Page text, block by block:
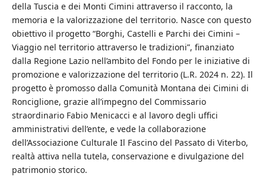
della Tuscia e dei Monti Cimini attraverso il racconto, la
memoria e la valorizzazione del territorio. Nasce con questo
obiettivo il progetto “Borghi, Castelli e Parchi dei Cimini –
Viaggio nel territorio attraverso le tradizioni”, finanziato
dalla Regione Lazio nell’ambito del Fondo per le iniziative di
promozione e valorizzazione del territorio (L.R. 2024 n. 22). Il
progetto è promosso dalla Comunità Montana dei Cimini di
Ronciglione, grazie all’impegno del Commissario
straordinario Fabio Menicacci e al lavoro degli uffici
amministrativi dell’ente, e vede la collaborazione
dell’Associazione Culturale Il Fascino del Passato di Viterbo,
realtà attiva nella tutela, conservazione e divulgazione del
patrimonio storico.